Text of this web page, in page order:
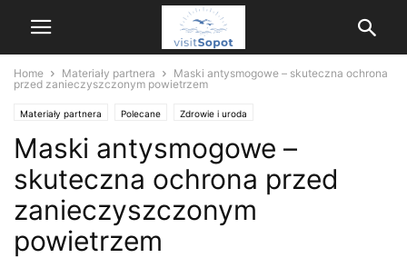
Home Materiały partnera
Maski antysmogowe – skuteczna ochrona
przed zanieczyszczonym powietrzem
Materiały partnera Polecane Zdrowie i uroda
Maski antysmogowe –
skuteczna ochrona przed
zanieczyszczonym
powietrzem